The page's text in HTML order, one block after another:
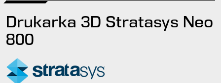
Drukarka 3D Stratasys Neo
800